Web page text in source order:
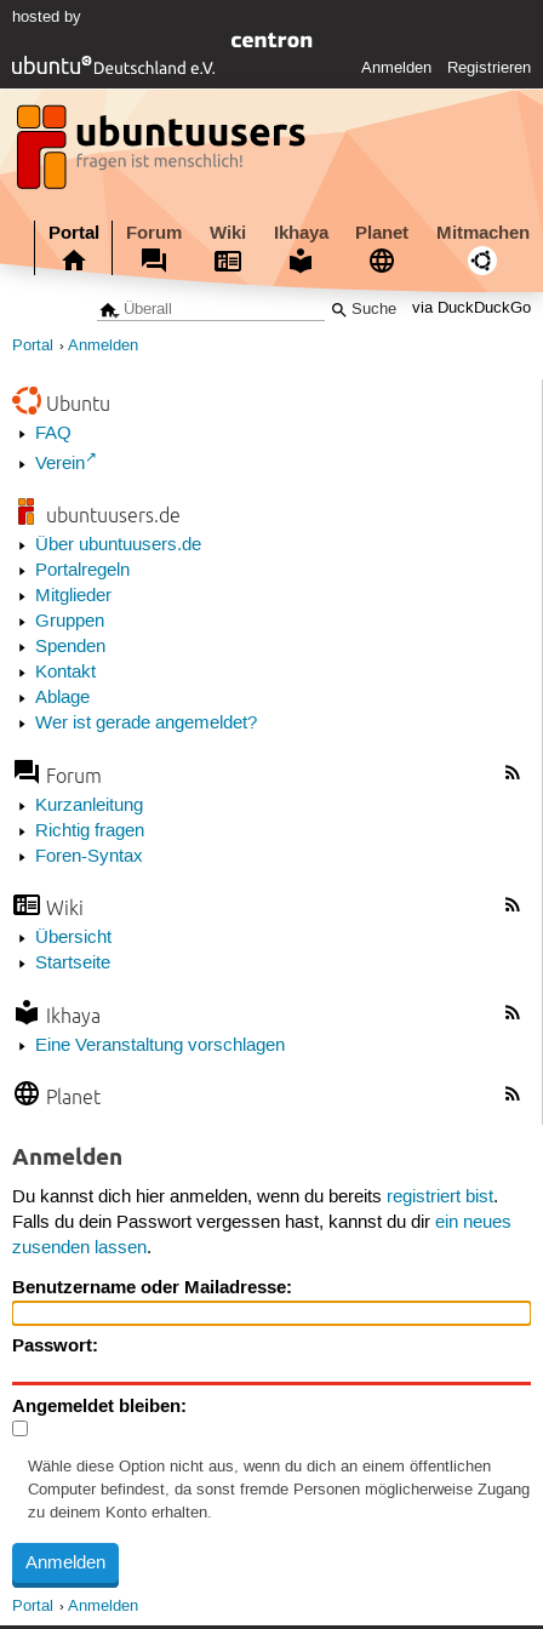
hosted by
Anmelden Registrieren
Portal Forum Wiki Ikhaya Planet Mitmachen
via DuckDuckGo
Portal Anmelden
Ubuntu
FAQ
Verein
ubuntuusers.de
Über ubuntuusers.de
Portalregeln
Mitglieder
Gruppen
Spenden
Kontakt
Ablage
Wer ist gerade angemeldet?
Forum
Kurzanleitung
Richtig fragen
Foren-Syntax
Wiki
Übersicht
Startseite
Ikhaya
Eine Veranstaltung vorschlagen
Planet
Anmelden
Du kannst dich hier anmelden, wenn du bereits registriert bist.
Falls du dein Passwort vergessen hast, kannst du dir ein neues
zusenden lassen.
Benutzername oder Mailadresse:
Passwort:
Angemeldet bleiben:
Wähle diese Option nicht aus, wenn du dich an einem öffentlichen
Computer befindest, da sonst fremde Personen möglicherweise Zugang
zu deinem Konto erhalten.
Portal Anmelden